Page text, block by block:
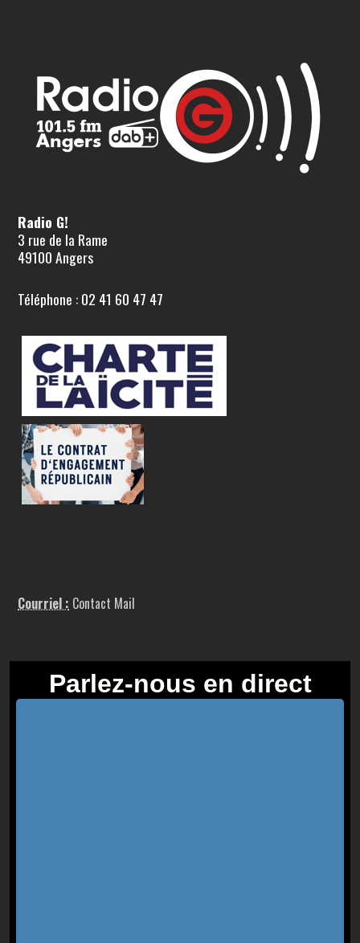
Radio G!
3 rue de la Rame
49100 Angers
Téléphone : 02 41 60 47 47
Courriel : Contact Mail